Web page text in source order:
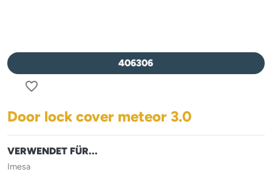
406306
favorite_border
Door lock cover meteor 3.0
VERWENDET FÜR...
Imesa